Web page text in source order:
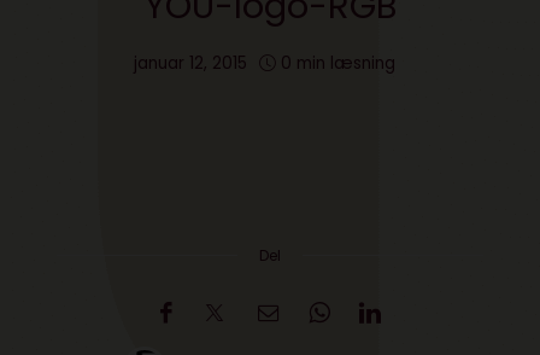
januar 12, 2015 0 min læsning
Del